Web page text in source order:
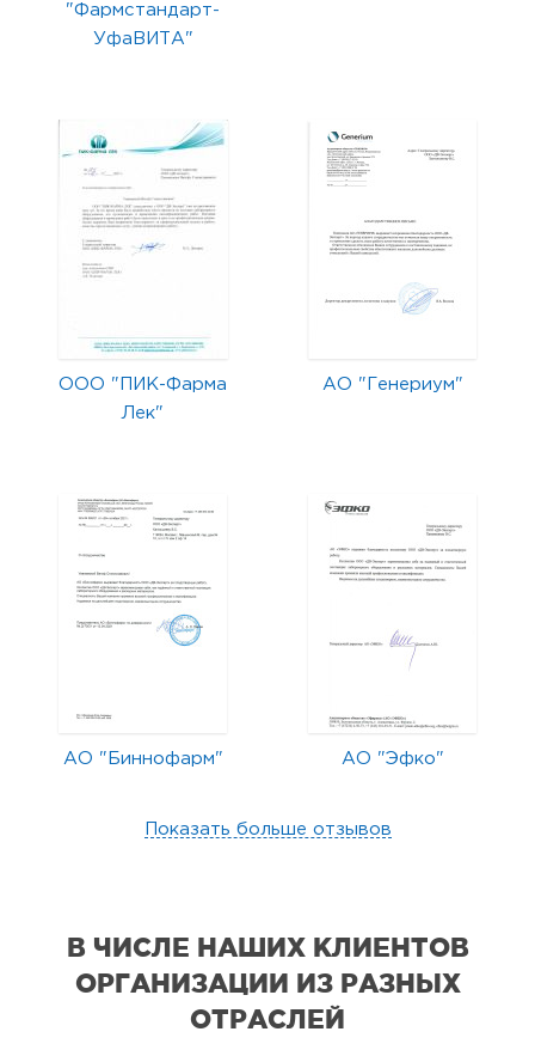
"Фармстандарт-
УфаВИТА"
ООО "ПИК-Фарма
Лек"
АО "Генериум"
АО "Биннофарм" АО "Эфко"
Показать больше отзывов
В ЧИСЛЕ НАШИХ КЛИЕНТОВ
ОРГАНИЗАЦИИ ИЗ РАЗНЫХ
ОТРАСЛЕЙ